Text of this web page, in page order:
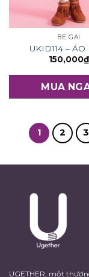
BÉ GÁI
UKID114 – ÁO
150,000₫
MUA
1 2 3
UGETHER, một